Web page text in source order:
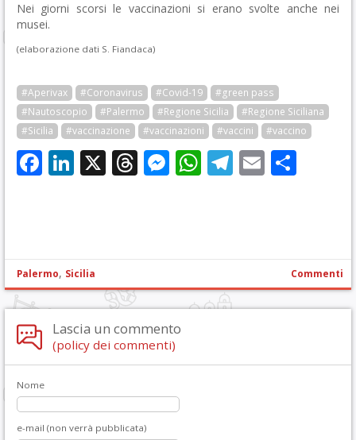
Nei giorni scorsi le vaccinazioni si erano svolte anche nei
musei.
(elaborazione dati S. Fiandaca)
#Aperivax #Coronavirus #Covid-19
#green pass
#Nautoscopio
#Palermo #Regione Sicilia
#Regione Siciliana
#Sicilia
#vaccinazione #vaccinazioni #vaccini #vaccino
Facebook
LinkedIn
X Threads
Messenger
WhatsApp
Telegram
Email
Palermo, Sicilia Commenti
Lascia un commento
(policy dei commenti)
Nome
e-mail (non verrà pubblicata)